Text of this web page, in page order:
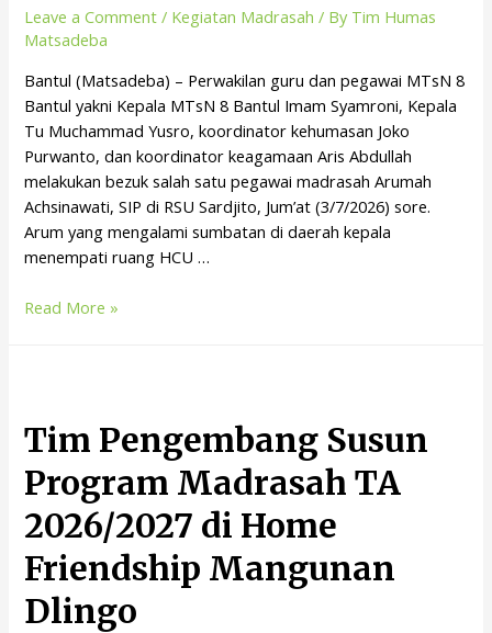
Leave a Comment / Kegiatan Madrasah / By Tim Humas
Matsadeba
Bantul (Matsadeba) – Perwakilan guru dan pegawai MTsN 8
Bantul yakni Kepala MTsN 8 Bantul Imam Syamroni, Kepala
Tu Muchammad Yusro, koordinator kehumasan Joko
Purwanto, dan koordinator keagamaan Aris Abdullah
melakukan bezuk salah satu pegawai madrasah Arumah
Achsinawati, SIP di RSU Sardjito, Jum’at (3/7/2026) sore.
Arum yang mengalami sumbatan di daerah kepala
menempati ruang HCU …
Read More »
Tim Pengembang Susun
Program Madrasah TA
2026/2027 di Home
Friendship Mangunan
Dlingo